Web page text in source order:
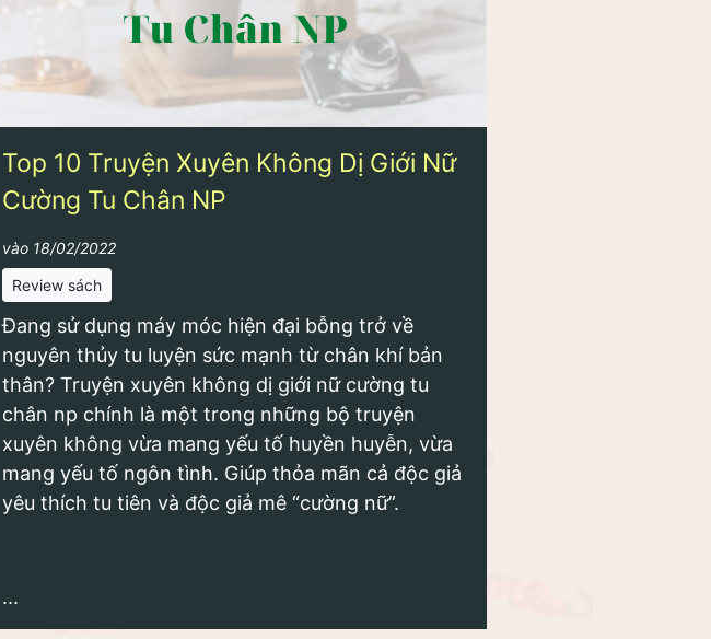
Top 10 Truyện Xuyên Không Dị Giới Nữ
Cường Tu Chân NP
vào 18/02/2022
Review sách
Đang sử dụng máy móc hiện đại bỗng trở về
nguyên thủy tu luyện sức mạnh từ chân khí bản
thân? Truyện xuyên không dị giới nữ cường tu
chân np chính là một trong những bộ truyện
xuyên không vừa mang yếu tố huyền huyễn, vừa
mang yếu tố ngôn tình. Giúp thỏa mãn cả độc giả
yêu thích tu tiên và độc giả mê “cường nữ”.
...